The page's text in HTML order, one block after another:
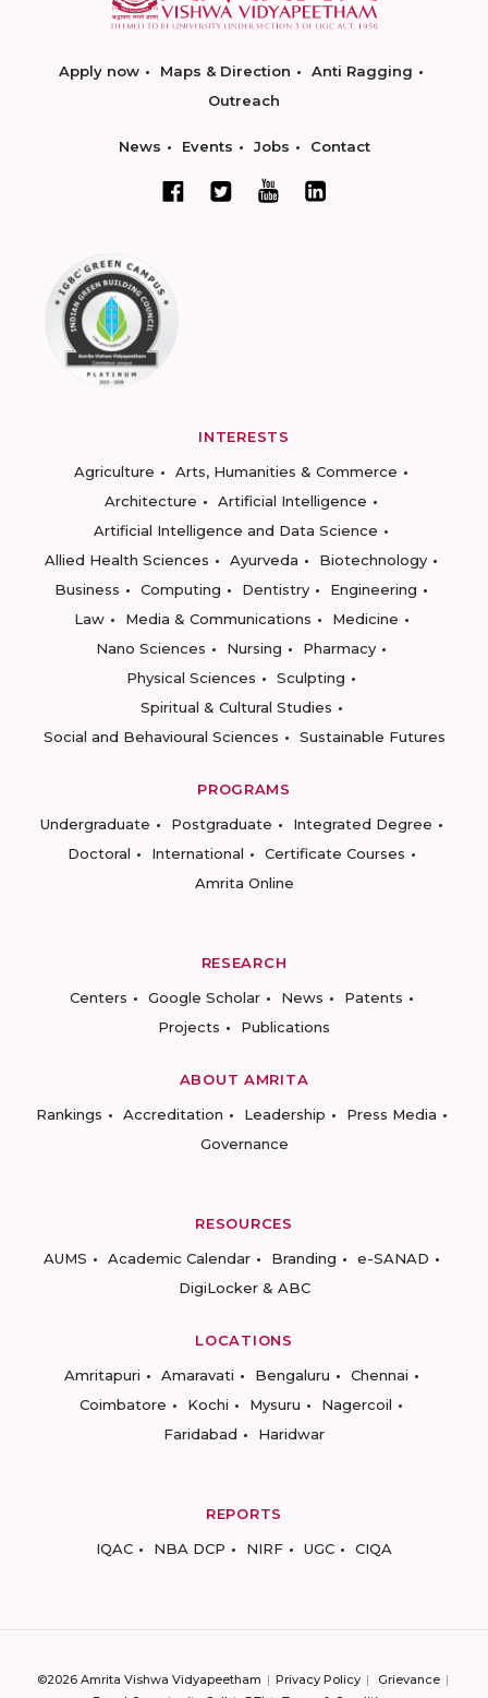
Apply now Maps & Direction
Anti Ragging
Outreach
News Events Jobs Contact
INTERESTS
Agriculture
Arts, Humanities & Commerce
Architecture
Artificial Intelligence
Artificial Intelligence and Data Science
Allied Health Sciences
Ayurveda
Biotechnology
Business
Computing Dentistry
Engineering
Law
Media & Communications
Medicine
Nano Sciences
Nursing
Pharmacy
Physical Sciences
Sculpting
Spiritual & Cultural Studies
Social and Behavioural Sciences
Sustainable Futures
PROGRAMS
Undergraduate
Postgraduate
Integrated Degree
Doctoral
International
Certificate Courses
Amrita Online
RESEARCH
Centers
Google Scholar News
Patents
Projects
Publications
ABOUT AMRITA
Rankings
Accreditation Leadership
Press Media
Governance
RESOURCES
AUMS
Academic Calendar Branding
e-SANAD
DigiLocker & ABC
LOCATIONS
Amritapuri
Amaravati Bengaluru
Chennai
Coimbatore
Kochi Mysuru
Nagercoil
Faridabad
Haridwar
REPORTS
IQAC
NBA DCP NIRF UGC CIQA
©2026 Amrita Vishwa Vidyapeetham Privacy Policy
Grievance